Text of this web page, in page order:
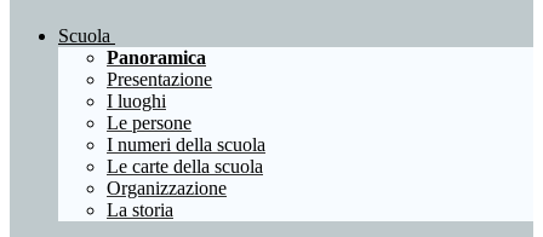
Scuola
Panoramica
Presentazione
I luoghi
Le persone
I numeri della scuola
Le carte della scuola
Organizzazione
La storia